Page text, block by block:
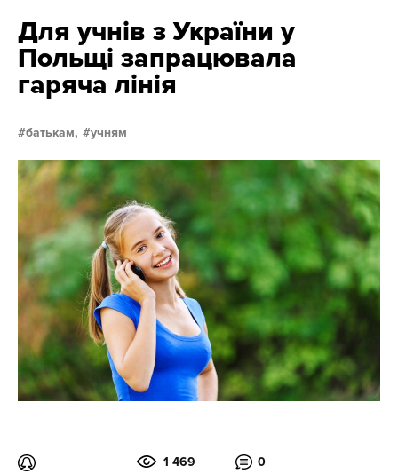
Для учнів з України у
Польщі запрацювала
гаряча лінія
батькам, учням
1 469 0